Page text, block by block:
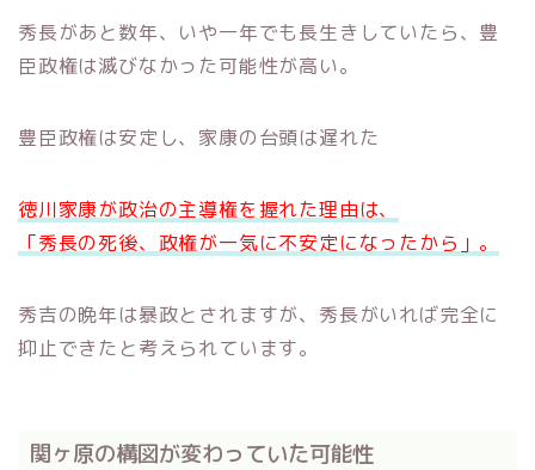
秀長があと数年、いや一年でも長生きしていたら、豊
臣政権は滅びなかった可能性が高い。
豊臣政権は安定し、家康の台頭は遅れた
徳川家康が政治の主導権を握れた理由は、
「秀長の死後、政権が一気に不安定になったから」。
秀吉の晩年は暴政とされますが、秀長がいれば完全に
抑止できたと考えられています。
関ヶ原の構図が変わっていた可能性